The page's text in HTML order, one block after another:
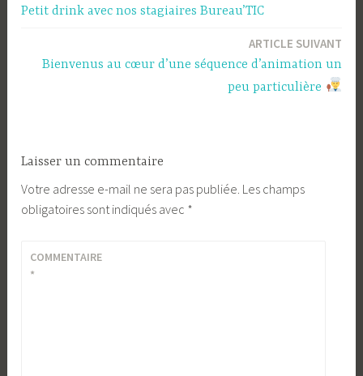
e
e
)
f
r
e
Petit drink avec nos stagiaires Bureau’TIC
ARTICLE SUIVANT
Bienvenus au cœur d’une séquence d’animation un
peu particulière
Laisser un commentaire
Votre adresse e-mail ne sera pas publiée. Les champs
obligatoires sont indiqués avec *
COMMENTAIRE
*